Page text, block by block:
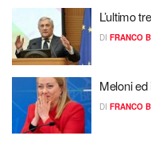
L’ultimo
DI FRANCO
Meloni ed
DI FRANCO